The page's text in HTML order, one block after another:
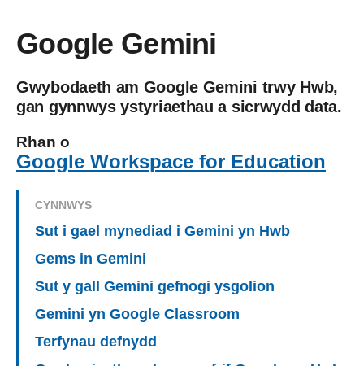
Google Gemini
Gwybodaeth am Google Gemini trwy Hwb,
gan gynnwys ystyriaethau a sicrwydd data.
Rhan o
Google Workspace for Education
CYNNWYS
Sut i gael mynediad i Gemini yn Hwb
Gems in Gemini
Sut y gall Gemini gefnogi ysgolion
Gemini yn Google Classroom
Terfynau defnydd